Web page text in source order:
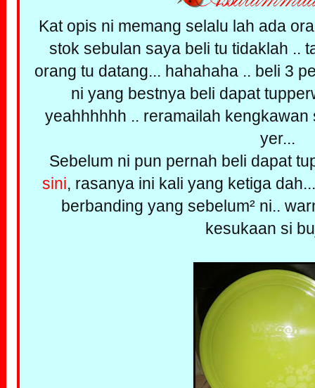
Kat opis ni memang selalu lah ada
stok sebulan saya beli tu tidaklah ..
orang tu datang... hahahaha .. beli 3
ni yang bestnya beli dapat
yeahhhhhh .. reramailah
yer...
Sebelum ni pun pernah beli dapat
sini, rasanya ini kali yang ketiga
berbanding yang sebelum² ni..
kesukaan si